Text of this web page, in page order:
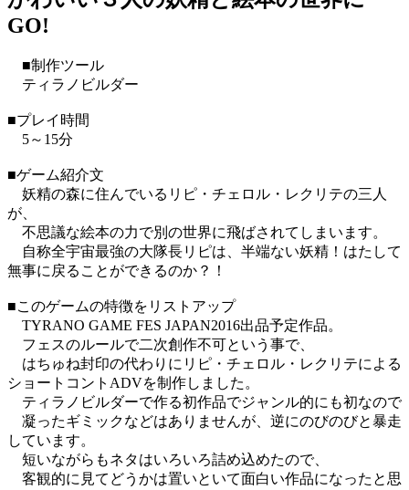
GO!
■制作ツール
ティラノビルダー
■プレイ時間
5～15分
■ゲーム紹介文
妖精の森に住んでいるリピ・チェロル・レクリテの三人
が、
不思議な絵本の力で別の世界に飛ばされてしまいます。
自称全宇宙最強の大隊長リピは、半端ない妖精！はたして
無事に戻ることができるのか？！
■このゲームの特徴をリストアップ
TYRANO GAME FES JAPAN2016出品予定作品。
フェスのルールで二次創作不可という事で、
はちゅね封印の代わりにリピ・チェロル・レクリテによる
ショートコントADVを制作しました。
ティラノビルダーで作る初作品でジャンル的にも初なので
凝ったギミックなどはありませんが、逆にのびのびと暴走
しています。
短いながらもネタはいろいろ詰め込めたので、
客観的に見てどうかは置いといて面白い作品になったと思